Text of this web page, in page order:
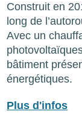
Construit en
long de
Avec un
bâtiment
énergétiques.
Plus d'infos